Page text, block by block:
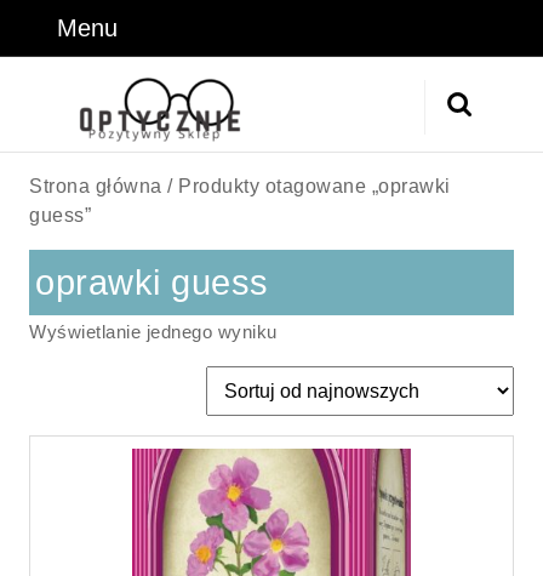
Menu
Strona główna / Produkty otagowane „oprawki
guess”
oprawki guess
Wyświetlanie jednego wyniku